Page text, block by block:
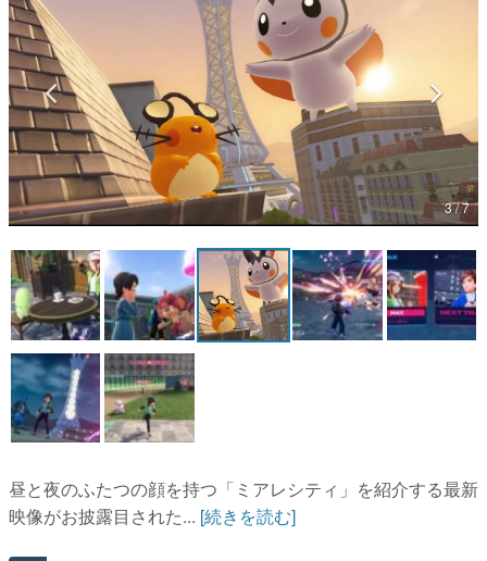
ゲームが変えた日本語
「経験値」「裏技」「ラスボス」… ゲームにまつわる言葉
の起源や用法の変遷を、コンピューター文化史研究家・タ
イニーP氏が徹底調査。
カテゴリ
特集記事
マンガ
女性向け
アプリレビュー
その他
電ファミニコゲーマーとは？
3 / 7
昼と夜のふたつの顔を持つ「ミアレシティ」を紹介する最新
映像がお披露目された... [続きを読む]